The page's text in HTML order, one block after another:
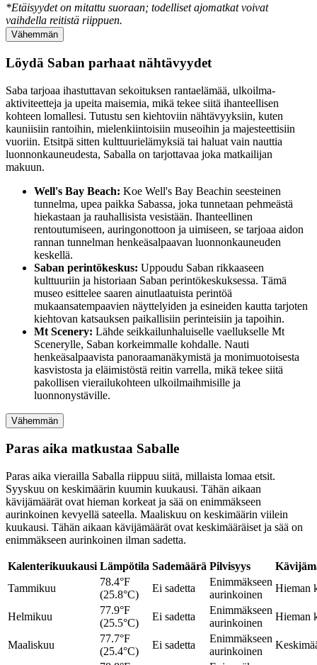
*Etäisyydet on mitattu suoraan; todelliset ajomatkat voivat
vaihdella reitistä riippuen.
Vähemmän
Löydä Saban parhaat nähtävyydet
Saba tarjoaa ihastuttavan sekoituksen rantaelämää, ulkoilma-
aktiviteetteja ja upeita maisemia, mikä tekee siitä ihanteellisen
kohteen lomallesi. Tutustu sen kiehtoviin nähtävyyksiin, kuten
kauniisiin rantoihin, mielenkiintoisiin museoihin ja majesteettisiin
vuoriin. Etsitpä sitten kulttuurielämyksiä tai haluat vain nauttia
luonnonkauneudesta, Saballa on tarjottavaa joka matkailijan
makuun.
Well's Bay Beach: Koe Well's Bay Beachin seesteinen
tunnelma, upea paikka Sabassa, joka tunnetaan pehmeästä
hiekastaan ja rauhallisista vesistään. Ihanteellinen
rentoutumiseen, auringonottoon ja uimiseen, se tarjoaa aidon
rannan tunnelman henkeäsalpaavan luonnonkauneuden
keskellä.
Saban perintökeskus: Uppoudu Saban rikkaaseen
kulttuuriin ja historiaan Saban perintökeskuksessa. Tämä
museo esittelee saaren ainutlaatuista perintöä
mukaansatempaavien näyttelyiden ja esineiden kautta tarjoten
kiehtovan katsauksen paikallisiin perinteisiin ja tapoihin.
Mt Scenery: Lähde seikkailunhaluiselle vaellukselle Mt
Scenerylle, Saban korkeimmalle kohdalle. Nauti
henkeäsalpaavista panoraamanäkymistä ja monimuotoisesta
kasvistosta ja eläimistöstä reitin varrella, mikä tekee siitä
pakollisen vierailukohteen ulkoilmaihmisille ja
luonnonystäville.
Vähemmän
Paras aika matkustaa Saballe
Paras aika vierailla Saballa riippuu siitä, millaista lomaa etsit.
Syyskuu on keskimäärin kuumin kuukausi. Tähän aikaan
kävijämäärät ovat hieman korkeat ja sää on enimmäkseen
aurinkoinen kevyellä sateella. Maaliskuu on keskimäärin viilein
kuukausi. Tähän aikaan kävijämäärät ovat keskimääräiset ja sää on
enimmäkseen aurinkoinen ilman sadetta.
Kalenterikuukausi Lämpötila Sademäärä Pilvisyys
Tammikuu
78.4°F
(25.8°C)
Ei sadetta
Enimmäkseen
aurinkoinen
Hieman
Helmikuu
77.9°F
(25.5°C)
Ei sadetta
Enimmäkseen
aurinkoinen
Hieman
Maaliskuu
77.7°F
(25.4°C)
Ei sadetta
Enimmäkseen
aurinkoinen